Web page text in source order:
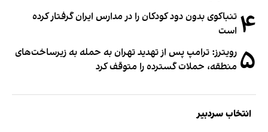
۴ تنباکوی بدون دود کودکان را در مدارس ایران گرفتار کرده
است
۵ رویترز: ترامپ پس از تهدید تهران به حمله به زیرساخت‌های
منطقه، حملات گسترده را متوقف کرد
انتخاب سردبیر